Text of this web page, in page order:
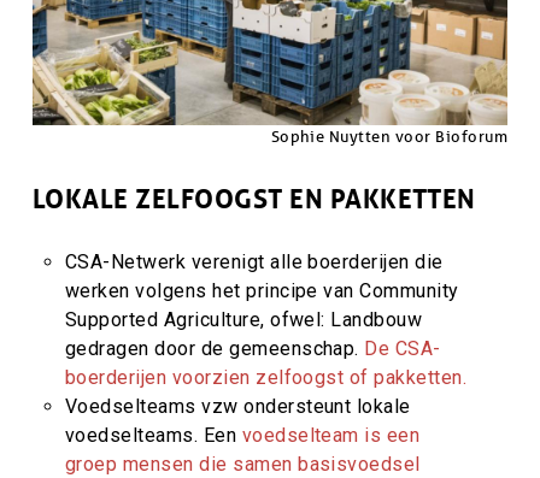
Sophie Nuytten voor Bioforum
LOKALE ZELFOOGST EN PAKKETTEN
CSA-Netwerk verenigt alle boerderijen die
werken volgens het principe van Community
Supported Agriculture, ofwel: Landbouw
gedragen door de gemeenschap. De CSA-
boerderijen voorzien zelfoogst of pakketten.
Voedselteams vzw ondersteunt lokale
voedselteams. Een voedselteam is een
groep mensen die samen basisvoedsel